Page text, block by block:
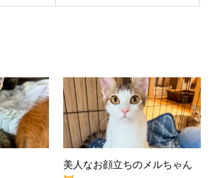
美人なお顔立ちのメルちゃん